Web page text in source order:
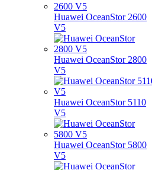
Huawei OceanStor 2600
V5
Huawei OceanStor 2800
V5
Huawei OceanStor 5110
V5
Huawei OceanStor 5800
V5